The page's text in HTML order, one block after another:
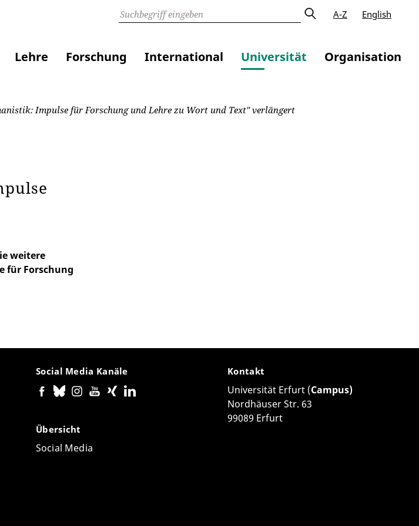
A-Z English
Lehre Forschung International Universität Organisation
Impulse für Forschung und Lehre zu Wort und Text" verlängert
weitere
für Forschung
Social Media Kanäle
Übersicht
Social Media
Kontakt
Universität Erfurt (Campus)
Nordhäuser Str. 63
99089 Erfurt